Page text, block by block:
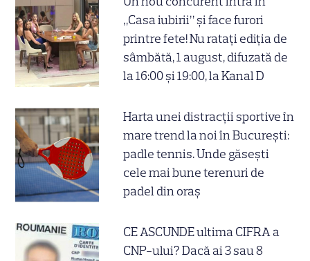
„Casa iubirii” și face furori
printre fete! Nu ratați ediția de
sâmbătă, 1 august, difuzată de
la 16:00 și 19:00, la Kanal D
Harta unei distracții sportive în
mare trend la noi în București:
padle tennis. Unde găsești
cele mai bune terenuri de
padel din oraș
CE ASCUNDE ultima CIFRA a
CNP-ului? Dacă ai 3 sau 8